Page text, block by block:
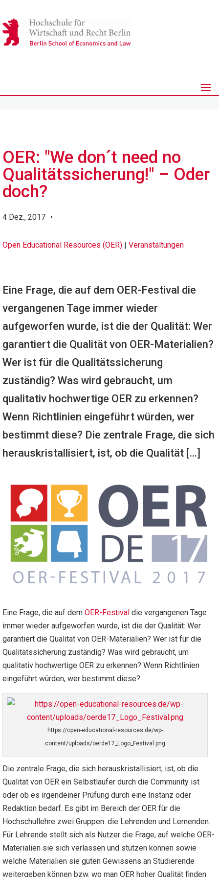
OER: "We don´t need no
Qualitätssicherung!" – Oder
doch?
4 Dez., 2017 •
Open Educational Resources (OER) | Veranstaltungen
Eine Frage, die auf dem OER-Festival die
vergangenen Tage immer wieder
aufgeworfen wurde, ist die der Qualität: Wer
garantiert die Qualität von OER-Materialien?
Wer ist für die Qualitätssicherung
zuständig? Was wird gebraucht, um
qualitativ hochwertige OER zu erkennen?
Wenn Richtlinien eingeführt würden, wer
bestimmt diese? Die zentrale Frage, die sich
herauskristallisiert, ist, ob die Qualität […]
Eine Frage, die auf dem OER-Festival die vergangenen Tage
immer wieder aufgeworfen wurde, ist die der Qualität: Wer
garantiert die Qualität von OER-Materialien? Wer ist für die
Qualitätssicherung zuständig? Was wird gebraucht, um
qualitativ hochwertige OER zu erkennen? Wenn Richtlinien
eingeführt würden, wer bestimmt diese?
https://open-educational-resources.de/wp-
content/uploads/oerde17_Logo_Festival.png
Die zentrale Frage, die sich herauskristallisiert, ist, ob die
Qualität von OER ein Selbstläufer durch die Community ist
oder ob es irgendeiner Prüfung durch eine Instanz oder
Redaktion bedarf. Es gibt im Bereich der OER für die
Hochschullehre zwei Gruppen: die Lehrenden und Lernenden.
Für Lehrende stellt sich als Nutzer die Frage, auf welche OER-
Materialien sie sich verlassen und stützen können sowie
welche Materialien sie guten Gewissens an Studierende
weitergeben können bzw. wo man OER hoher Qualität finden